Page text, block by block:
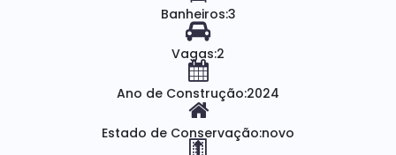
Banheiros:3
Vagas:2
Ano de Construção:2024
Estado de Conservação:novo